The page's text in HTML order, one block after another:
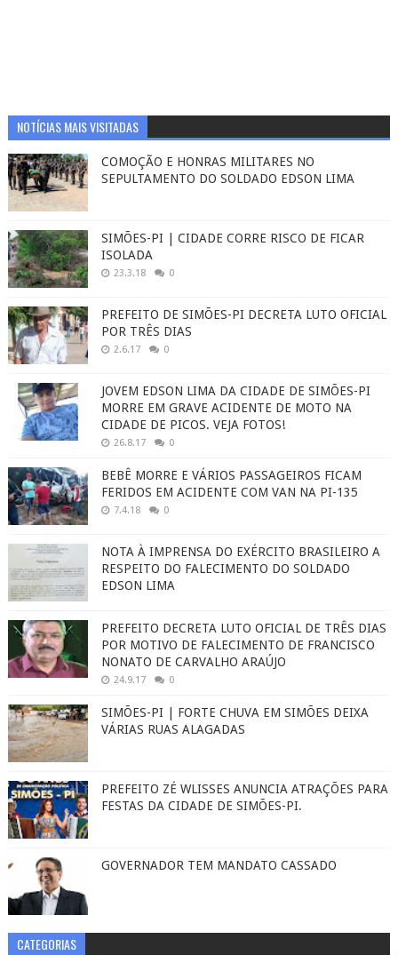
NOTÍCIAS MAIS VISITADAS
COMOÇÃO E HONRAS MILITARES NO
SEPULTAMENTO DO SOLDADO EDSON LIMA
SIMÕES-PI | CIDADE CORRE RISCO DE FICAR
ISOLADA
23.3.18 0
PREFEITO DE SIMÕES-PI DECRETA LUTO OFICIAL
POR TRÊS DIAS
2.6.17 0
JOVEM EDSON LIMA DA CIDADE DE SIMÕES-PI
MORRE EM GRAVE ACIDENTE DE MOTO NA
CIDADE DE PICOS. VEJA FOTOS!
26.8.17 0
BEBÊ MORRE E VÁRIOS PASSAGEIROS FICAM
FERIDOS EM ACIDENTE COM VAN NA PI-135
7.4.18 0
NOTA À IMPRENSA DO EXÉRCITO BRASILEIRO A
RESPEITO DO FALECIMENTO DO SOLDADO
EDSON LIMA
PREFEITO DECRETA LUTO OFICIAL DE TRÊS DIAS
POR MOTIVO DE FALECIMENTO DE FRANCISCO
NONATO DE CARVALHO ARAÚJO
24.9.17 0
SIMÕES-PI | FORTE CHUVA EM SIMÕES DEIXA
VÁRIAS RUAS ALAGADAS
PREFEITO ZÉ WLISSES ANUNCIA ATRAÇÕES PARA
FESTAS DA CIDADE DE SIMÕES-PI.
GOVERNADOR TEM MANDATO CASSADO
CATEGORIAS